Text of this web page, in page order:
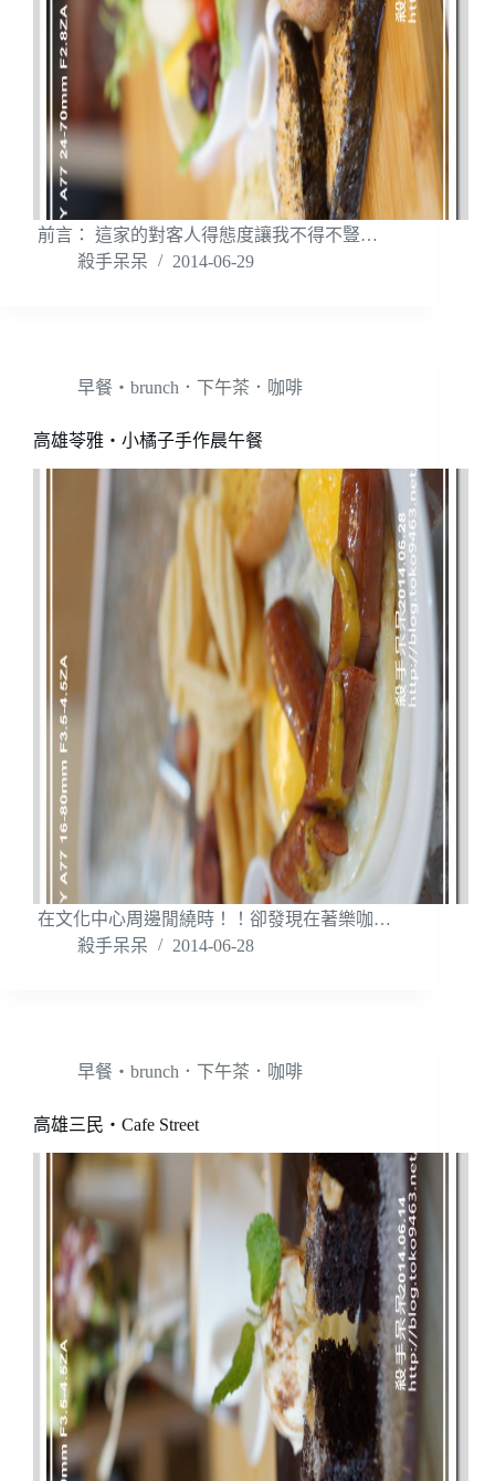
前言： 這家的對客人得態度讓我不得不豎…
殺手呆呆
2014-06-29
早餐‧brunch．下午茶．咖啡
高雄苓雅‧小橘子手作晨午餐
在文化中心周邊閒繞時！！卻發現在著樂咖…
殺手呆呆
2014-06-28
早餐‧brunch．下午茶．咖啡
高雄三民‧Cafe Street